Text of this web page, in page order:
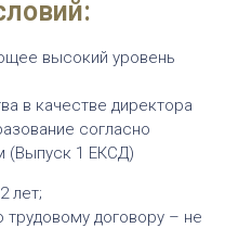
высокий уровень
в качестве директора
согласно
(Выпуск 1 ЕКСД)
лет;
трудовому договору – не